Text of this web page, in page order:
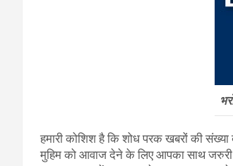
हमारी कोशिश है कि शोध परक खबरों की
मुहिम को आवाज देने के लिए आपका साथ जरुरी